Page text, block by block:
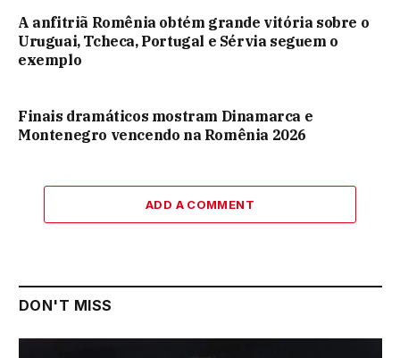
A anfitriã Romênia obtém grande vitória sobre o
Uruguai, Tcheca, Portugal e Sérvia seguem o
exemplo
Finais dramáticos mostram Dinamarca e
Montenegro vencendo na Romênia 2026
ADD A COMMENT
DON'T MISS